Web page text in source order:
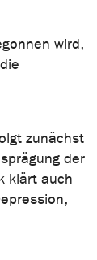
wird,
zunächst
der
klärt auch